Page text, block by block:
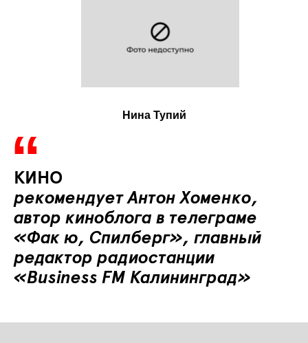
Нина Тупий
КИНО
рекомендуетАнтон Хоменко,
автор киноблога в телеграме
«Фак ю, Спилберг», главный
редактор радиостанции
«Business FM Калининград»